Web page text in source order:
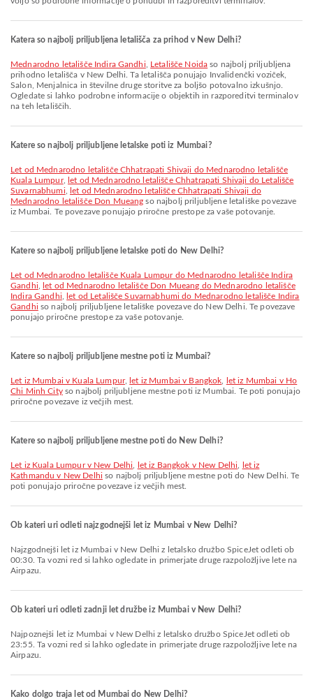
Katera so najbolj priljubljena letališča za prihod v New Delhi?
Mednarodno letališče Indira Gandhi Letališče Noida so najbolj priljubljena
prihodno letališča v New Delhi. Ta letališča ponujajo Invalidenčki voziček,
Salon, Menjalnica in številne druge storitve za boljšo potovalno izkušnjo.
Ogledate si lahko podrobne informacije o objektih in razporeditvi terminalov
na teh letališčih.
Katere so najbolj priljubljene letalske poti iz Mumbai?
let od Mednarodno letališče Chhatrapati Shivaji do Mednarodno letališče
Kuala Lumpur,
let od Mednarodno letališče Chhatrapati Shivaji do Letališče
Suvarnabhumi
let od Mednarodno letališče Chhatrapati Shivaji do
Mednarodno letališče Don Mueang so najbolj priljubljene letališke povezave
iz Mumbai. Te povezave ponujajo priročne prestope za vaše potovanje.
Katere so najbolj priljubljene letalske poti do New Delhi?
let od Mednarodno letališče Kuala Lumpur do Mednarodno letališče Indira
Gandhi
let od Mednarodno letališče Don Mueang do Mednarodno letališče
Indira Gandhi
let od Letališče Suvarnabhumi do Mednarodno letališče Indira
Gandhi so najbolj priljubljene letališke povezave do New Delhi. Te povezave
ponujajo priročne prestope za vaše potovanje.
Katere so najbolj priljubljene mestne poti iz Mumbai?
let iz Mumbai v Kuala Lumpur, let iz Mumbai v Bangkok
let iz Mumbai v Ho
Chi Minh Cityso najbolj priljubljene mestne poti iz Mumbai. Te poti ponujajo
priročne povezave iz večjih mest.
Katere so najbolj priljubljene mestne poti do New Delhi?
let iz Kuala Lumpur v New Delhi let iz Bangkok v New Delhi
let iz
Kathmandu v New Delhi so najbolj priljubljene mestne poti do New Delhi. Te
poti ponujajo priročne povezave iz večjih mest.
Ob kateri uri odleti najzgodnejši let iz Mumbai v New Delhi?
Najzgodnejši let iz Mumbai v New Delhi z letalsko družbo SpiceJet odleti ob
00:30. Ta vozni red si lahko ogledate in primerjate druge razpoložljive lete na
Airpazu.
Ob kateri uri odleti zadnji let družbe iz Mumbai v New Delhi?
Najpoznejši let iz Mumbai v New Delhi z letalsko družbo SpiceJet odleti ob
23:55. Ta vozni red si lahko ogledate in primerjate druge razpoložljive lete na
Airpazu.
Kako dolgo traja let od Mumbai do New Delhi?